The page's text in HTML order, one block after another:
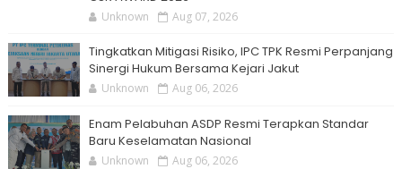
Unknown Aug 07, 2026
Tingkatkan Mitigasi Risiko, IPC TPK Resmi Perpanjang
Sinergi Hukum Bersama Kejari Jakut
Unknown Aug 06, 2026
Enam Pelabuhan ASDP Resmi Terapkan Standar
Baru Keselamatan Nasional
Unknown Aug 06, 2026